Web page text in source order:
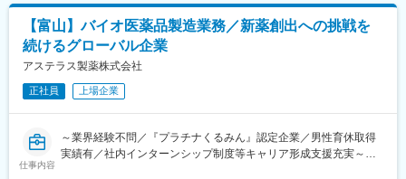
トパフォーマンスにも優れていることが特徴です。世界レベルの
製造許容量と数十年に及ぶ経験を活かして開発初期段階から商業
生産までサポートすることが可能です。
・海外売り上げが全体の32%
グローバル化にも力を入れておりライフサイエンス事業について
は海外にも生産体制を確立しています。
・当社では幅広い商材を取り扱っております。特に「画像診断装
置」に特化した製品が多く、強みでもあります。
・なかには単価億～何百円のマスクまでございます。
■魅力：
医療機器はコロナ禍のように大きく業績が伸びることはあります
が、落ちることは少ないため安定した業界・業績となる点が魅力
です。
【富山】バイオ医薬品製造業務／新薬創出への挑戦を
続けるグローバル企業
アステラス製薬株式会社
正社員 上場企業
仕事内容
～業界経験不問／『プラチナくるみん』認定企業／男性育休取得
実績有／社内インターンシップ制度等キャリア形成支援充実～